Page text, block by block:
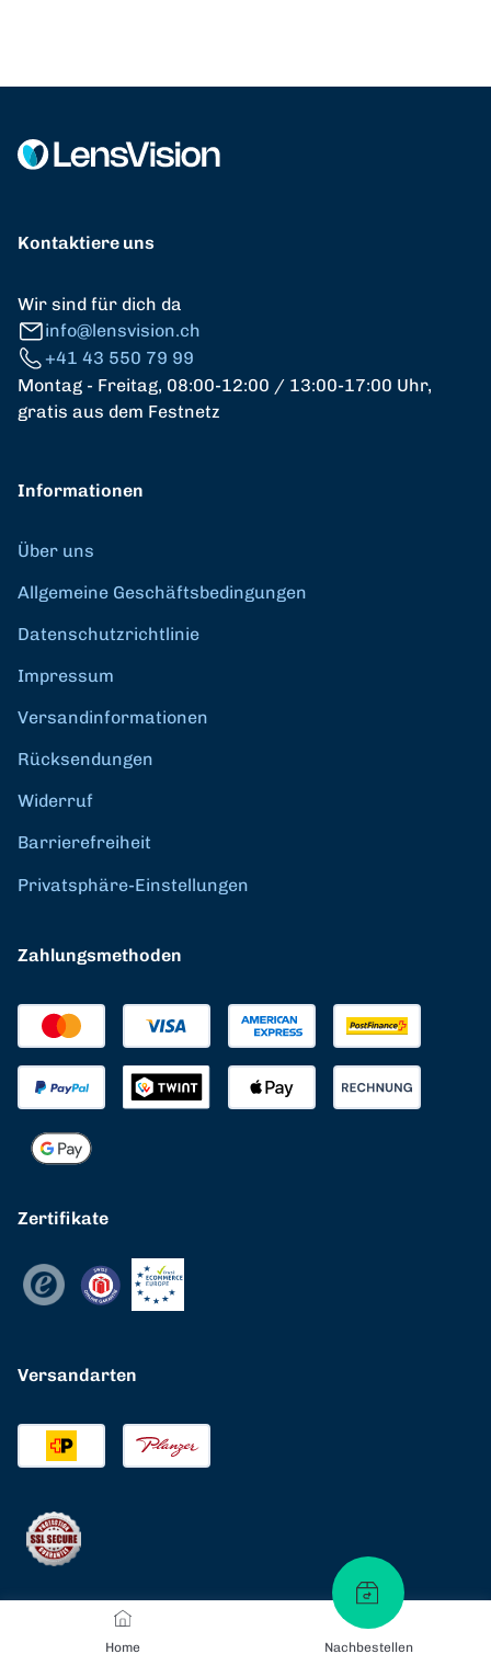
Home Nachbestellen
Kontaktiere uns
Wir sind für dich da
info@lensvision.ch
+41 43 550 79 99
Montag - Freitag, 08:00-12:00 / 13:00-17:00 Uhr,
gratis aus dem Festnetz
Informationen
Über uns
Allgemeine Geschäftsbedingungen
Datenschutzrichtlinie
Impressum
Versandinformationen
Rücksendungen
Widerruf
Barrierefreiheit
Privatsphäre-Einstellungen
Zahlungsmethoden
Zertifikate
Versandarten